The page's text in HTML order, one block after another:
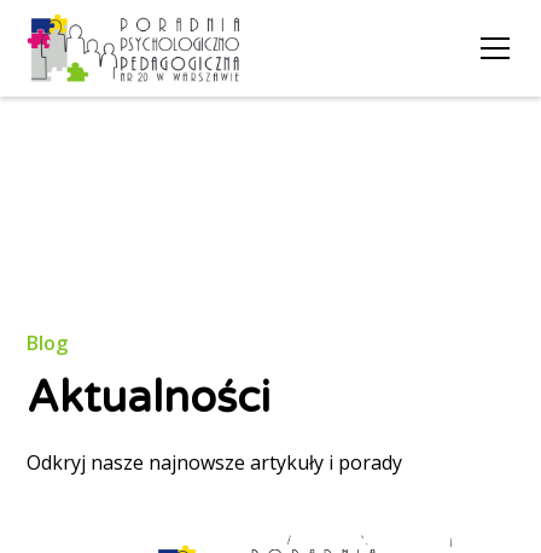
Blog
Aktualności
Odkryj nasze najnowsze artykuły i porady